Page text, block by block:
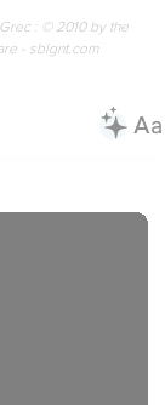
: © 2010 by the
- sblgnt.com